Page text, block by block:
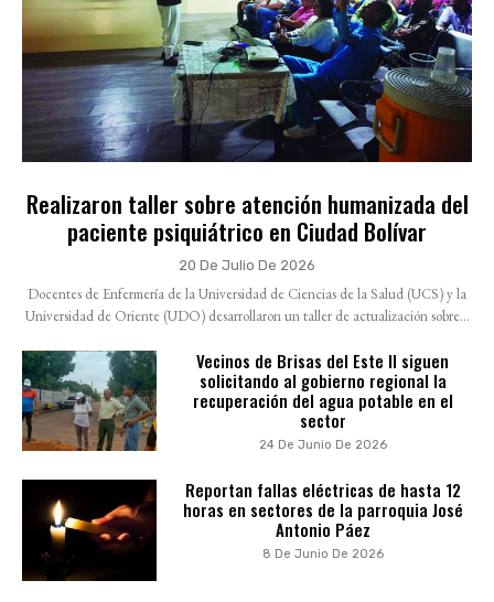
Realizaron taller sobre atención humanizada del
paciente psiquiátrico en Ciudad Bolívar
20 De Julio De 2026
Docentes de Enfermería de la Universidad de Ciencias de la Salud (UCS) y la
Universidad de Oriente (UDO) desarrollaron un taller de actualización sobre...
Vecinos de Brisas del Este II siguen
solicitando al gobierno regional la
recuperación del agua potable en el
sector
24 De Junio De 2026
Reportan fallas eléctricas de hasta 12
horas en sectores de la parroquia José
Antonio Páez
8 De Junio De 2026